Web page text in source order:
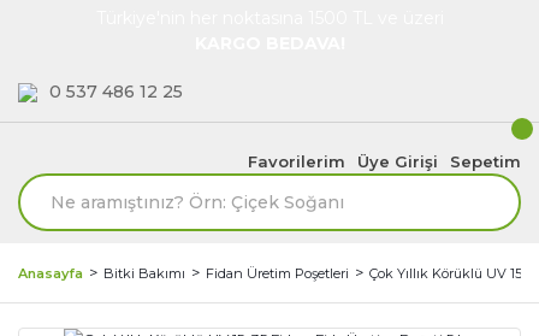
0 537 486 12 25
Favorilerim Üye Girişi Sepetim
Anasayfa Bitki Bakımı Fidan Üretim Poşetleri Çok Yıllık Körüklü UV